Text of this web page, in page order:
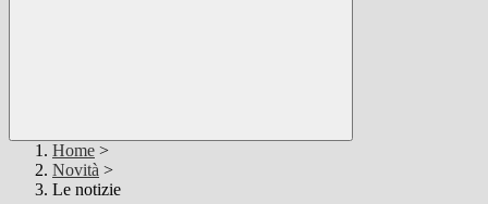
Home >
Novità >
Le notizie